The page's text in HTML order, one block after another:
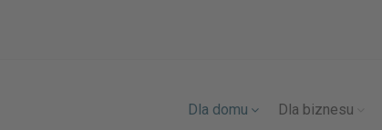
Dla domu Dla biznesu